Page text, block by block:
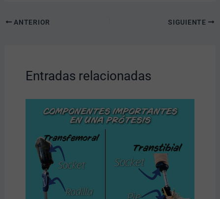
ANTERIOR SIGUIENTE
Entradas relacionadas